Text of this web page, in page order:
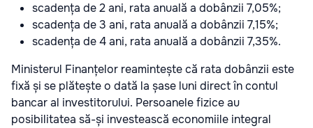
scadența de 2 ani, rata anuală a dobânzii 7,05%;
scadența de 3 ani, rata anuală a dobânzii 7,15%;
scadența de 4 ani, rata anuală a dobânzii 7,35%.
Ministerul Finanțelor reamintește că rata dobânzii este
fixă și se plătește o dată la șase luni direct în contul
bancar al investitorului. Persoanele fizice au
posibilitatea să-și investească economiile integral